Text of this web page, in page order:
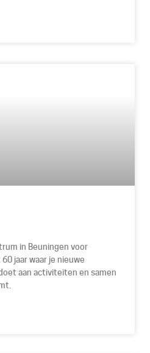
in Beuningen voor
jaar waar je nieuwe
aan activiteiten en samen